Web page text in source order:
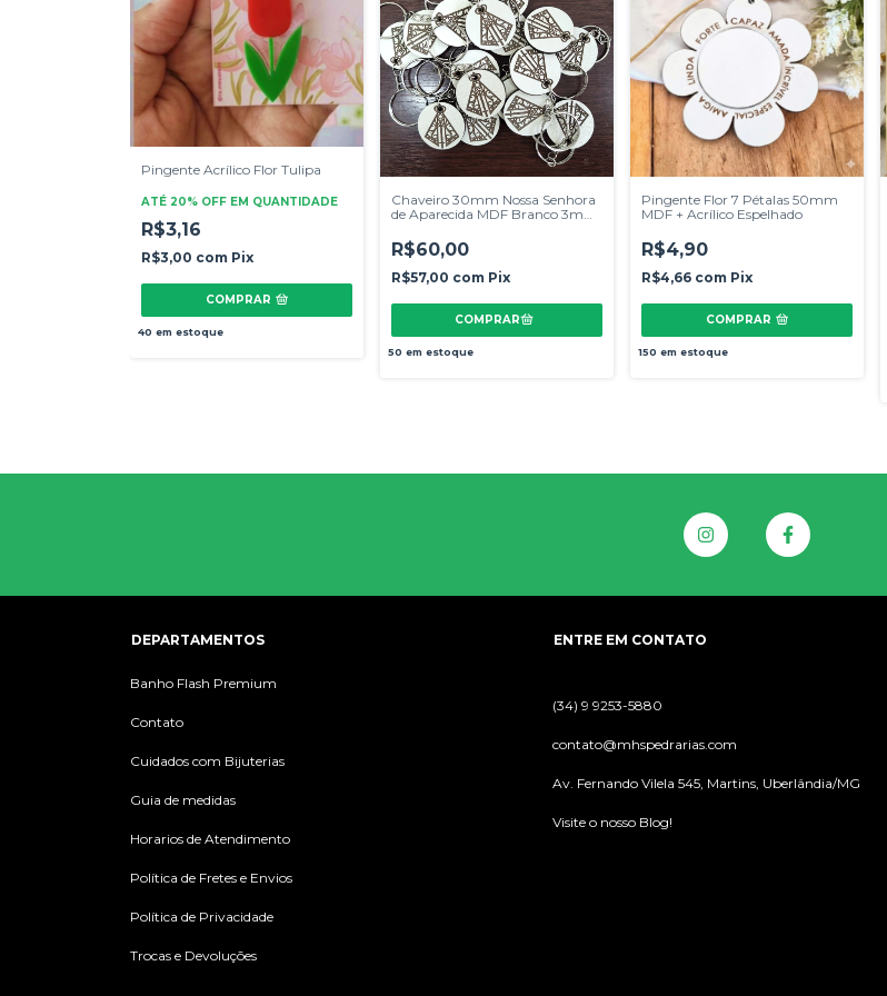
Pingente Acrílico Flor Tulipa
ATÉ 20% OFF EM QUANTIDADE
R$3,16
R$3,00 com Pix
COMPRAR
40 em estoque
Chaveiro 30mm Nossa Senhora
de Aparecida MDF Branco 3mm
R$60,00
R$57,00 com Pix
50 em estoque
Pingente Flor 7 Pétalas 50mm
MDF + Acrílico Espelhado
R$4,90
R$4,66 com Pix
COMPRAR
150 em estoque
DEPARTAMENTOS
Banho Flash Premium
Contato
Cuidados com Bijuterias
Guia de medidas
Horarios de Atendimento
Política de Fretes e Envios
Política de Privacidade
Trocas e Devoluções
ENTRE EM CONTATO
(34) 9 9253-5880
contato@mhspedrarias.com
Av. Fernando Vilela 545, Martins, Uberlândia/MG
Visite o nosso Blog!